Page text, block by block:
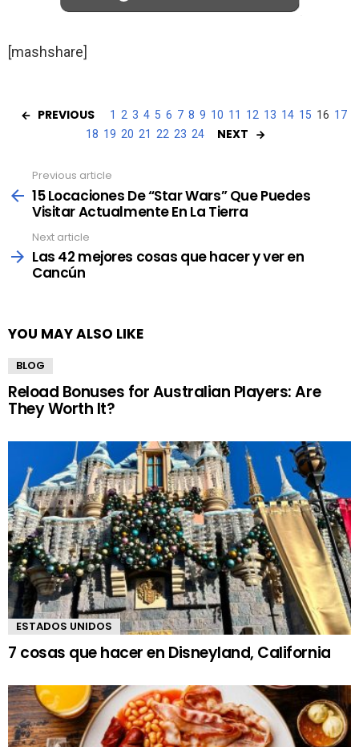
[mashshare]
PREVIOUS 1 2 3 4 5 6 7 8 9 10 11 12 13 14 15 16 17
18 19 20 21 22 23 24 NEXT
more
Previous article
15 Locaciones De “Star Wars” Que Puedes
Visitar Actualmente En La Tierra
Next article
Las 42 mejores cosas que hacer y ver en
Cancún
YOU MAY ALSO LIKE
BLOG
Reload Bonuses for Australian Players: Are
They Worth It?
ESTADOS UNIDOS
7 cosas que hacer en Disneyland, California